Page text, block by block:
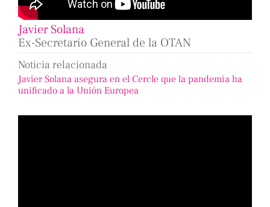
Javier Solana
Ex-Secretario General de la OTAN
Noticia relacionada
Javier Solana asegura en el Cercle que la pandemia ha
unificado a la Unión Europea